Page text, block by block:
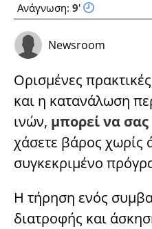
Ανάγνωση: 9'
Newsroom
Ορισμένες
και η κατανάλωση
ινών, μπορεί να
χάσετε βάρος χωρίς
συγκεκριμένο
Η τήρηση ενός
διατροφής και